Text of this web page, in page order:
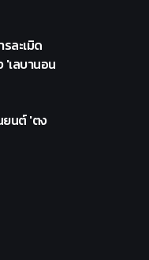
ละเมิด
เลบานอน
ยนต์ 'ตง